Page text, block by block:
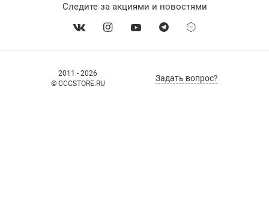
2011 - 2026
© CCCSTORE.RU
Задать вопрос?
Следите за акциями и новостями